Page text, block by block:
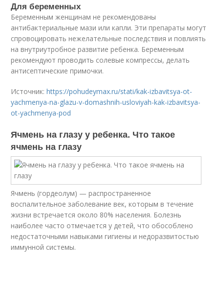
Для беременных
Беременным женщинам не рекомендованы
антибактериальные мази или капли. Эти препараты могут
спровоцировать нежелательные последствия и повлиять
на внутриутробное развитие ребенка. Беременным
рекомендуют проводить солевые компрессы, делать
антисептические примочки.
Источник:https://pohudeymax.ru/stati/kak-izbavitsya-ot-
yachmenya-na-glazu-v-domashnih-usloviyah-kak-izbavitsya-
ot-yachmenya-pod
Ячмень на глазу у ребенка. Что такое
ячмень на глазу
Ячмень (гордеолум) — распространенное
воспалительное заболевание век, которым в течение
жизни встречается около 80% населения. Болезнь
наиболее часто отмечается у детей, что обособлено
недостаточными навыками гигиены и недоразвитостью
иммунной системы.